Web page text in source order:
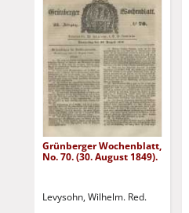
Grünberger Wochenblatt,
No. 70. (30. August 1849).
Levysohn, Wilhelm. Red.